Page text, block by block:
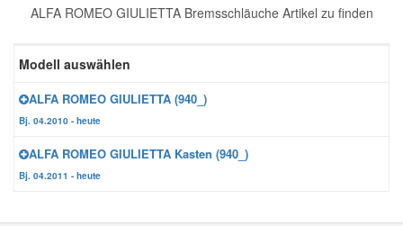
ALFA ROMEO GIULIETTA Bremsschläuche Artikel zu finden
Modell auswählen
ALFA ROMEO GIULIETTA (940_)
Bj. 04.2010 - heute
ALFA ROMEO GIULIETTA Kasten (940_)
Bj. 04.2011 - heute
Winter-Autozubehör